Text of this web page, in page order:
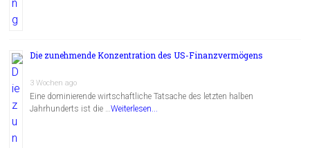
Die zunehmende Konzentration des US-Finanzvermögens
3 Wochen ago
Eine dominierende wirtschaftliche Tatsache des letzten halben
Jahrhunderts ist die …Weiterlesen...